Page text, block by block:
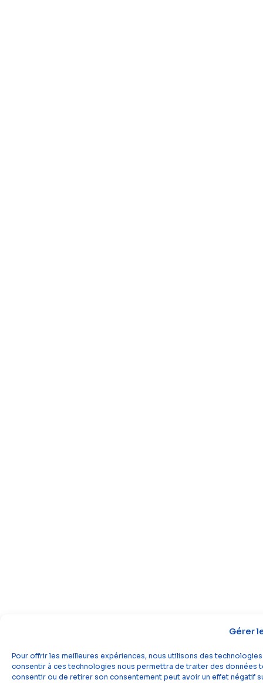
Gérer
Pour offrir les meilleures expériences, nous utilisons des
consentir à ces technologies nous permettra de traiter des données
consentir ou de retirer son consentement peut avoir un effet négatif